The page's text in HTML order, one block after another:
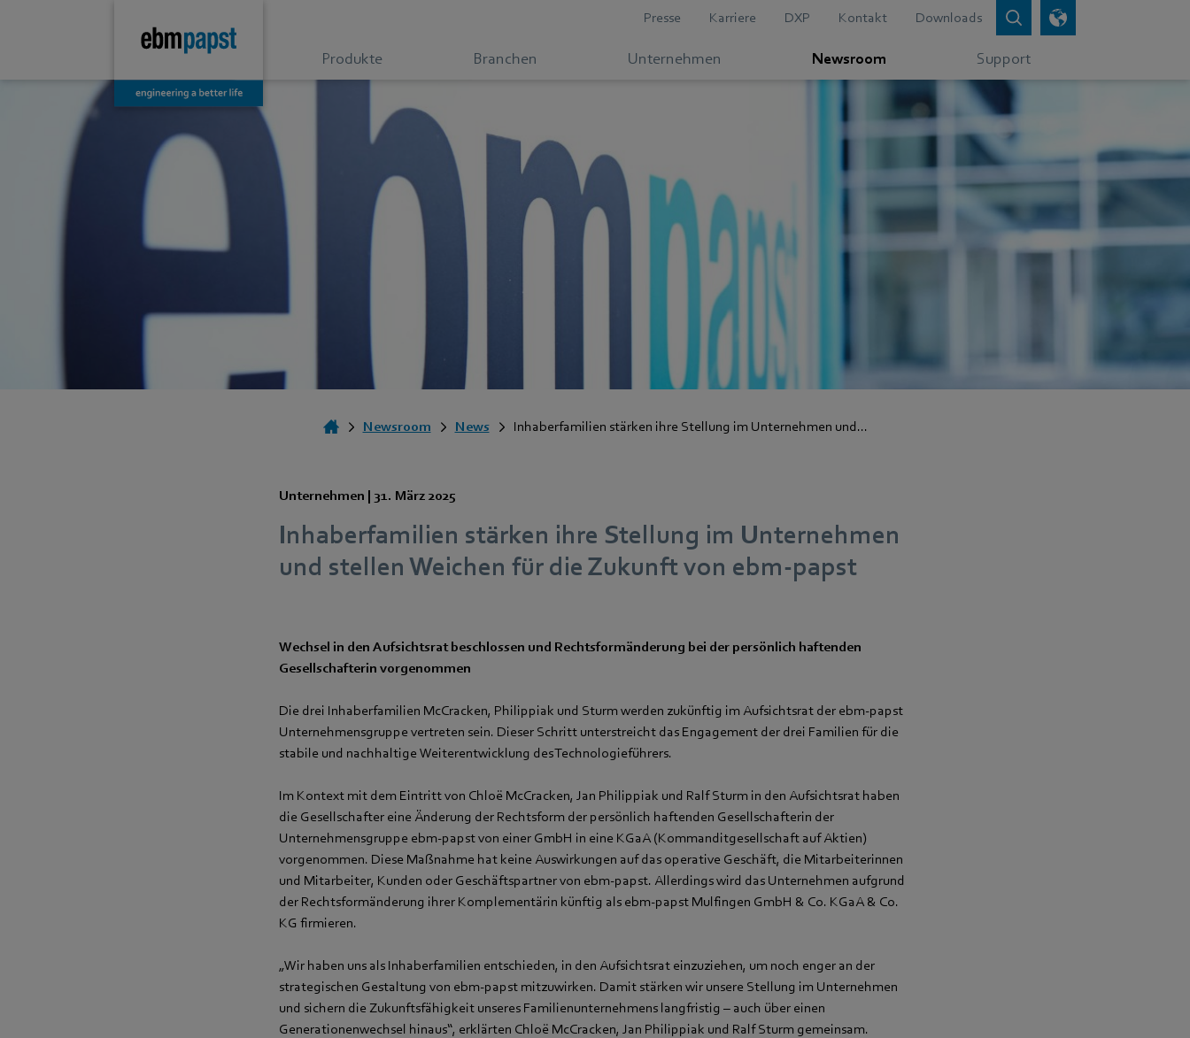
Presse Karriere DXP Kontakt Downloads
Produkte Branchen Unternehmen Newsroom Support
Newsroom News Inhaberfamilien stärken ihre Stellung im Unternehmen und...
Unternehmen | 31. März 2025
Inhaberfamilien stärken ihre Stellung im Unternehmen
und stellen Weichen für die Zukunft von ebm‑papst
Wechsel in den Aufsichtsrat beschlossen und Rechtsformänderung bei der persönlich haftenden
Gesellschafterin vorgenommen
Die drei Inhaberfamilien McCracken, Philippiak und Sturm werden zukünftig im Aufsichtsrat der ebm‑papst
Unternehmensgruppe vertreten sein. Dieser Schritt unterstreicht das Engagement der drei Familien für die
stabile und nachhaltige Weiterentwicklung des Technologieführers.
Im Kontext mit dem Eintritt von Chloë McCracken, Jan Philippiak und Ralf Sturm in den Aufsichtsrat haben
die Gesellschafter eine Änderung der Rechtsform der persönlich haftenden Gesellschafterin der
Unternehmensgruppe ebm‑papst von einer GmbH in eine KGaA (Kommanditgesellschaft auf Aktien)
vorgenommen. Diese Maßnahme hat keine Auswirkungen auf das operative Geschäft, die Mitarbeiterinnen
und Mitarbeiter, Kunden oder Geschäftspartner von ebm‑papst. Allerdings wird das Unternehmen aufgrund
der Rechtsformänderung ihrer Komplementärin künftig als ebm‑papst Mulfingen GmbH & Co. KGaA & Co.
KG firmieren.
„Wir haben uns als Inhaberfamilien entschieden, in den Aufsichtsrat einzuziehen, um noch enger an der
strategischen Gestaltung von ebm‑papst mitzuwirken. Damit stärken wir unsere Stellung im Unternehmen
und sichern die Zukunftsfähigkeit unseres Familienunternehmens langfristig – auch über einen
Generationenwechsel hinaus“, erklärten Chloë McCracken, Jan Philippiak und Ralf Sturm gemeinsam.